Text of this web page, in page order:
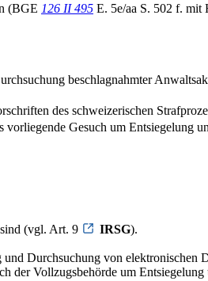
(BGE 126 II 495 E. 5e/aa S. 502 f.
beschlagnahmter
des schweizerischen
Gesuch um Entsiegelung
(vgl. Art. 9 IRSG).
Durchsuchung von
der Vollzugsbehörde um